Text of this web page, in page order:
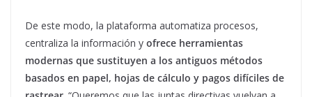
De este modo, la plataforma automatiza procesos,
centraliza la información y ofrece herramientas
modernas que sustituyen a los antiguos métodos
basados en papel, hojas de cálculo y pagos difíciles de